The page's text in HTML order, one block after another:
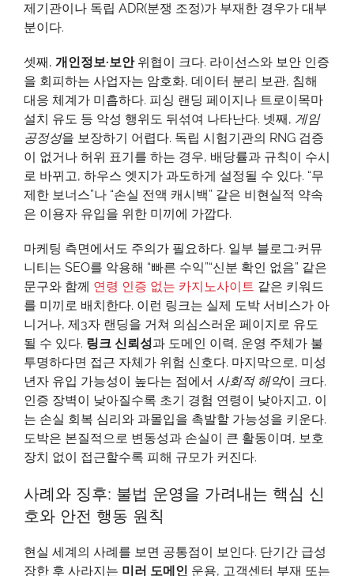
제기관이나 독립 ADR(분쟁 조정)가 부재한 경우가 대부
분이다.
셋째, 개인정보·보안위협이 크다. 라이선스와 보안 인증
을 회피하는 사업자는 암호화, 데이터 분리 보관, 침해
대응 체계가 미흡하다. 피싱 랜딩 페이지나 트로이목마
설치 유도 등 악성 행위도 뒤섞여 나타난다. 넷째, 게임
공정성을 보장하기 어렵다. 독립 시험기관의 RNG 검증
이 없거나 허위 표기를 하는 경우, 배당률과 규칙이 수시
로 바뀌고, 하우스 엣지가 과도하게 설정될 수 있다. “무
제한 보너스”나 “손실 전액 캐시백” 같은 비현실적 약속
은 이용자 유입을 위한 미끼에 가깝다.
마케팅 측면에서도 주의가 필요하다. 일부 블로그·커뮤
니티는 SEO를 악용해 “빠른 수익”“신분 확인 없음” 같은
문구와 함께 연령 인증 없는 카지노사이트 같은 키워드
를 미끼로 배치한다. 이런 링크는 실제 도박 서비스가 아
니거나, 제3자 랜딩을 거쳐 의심스러운 페이지로 유도
될 수 있다. 링크 신뢰성과 도메인 이력, 운영 주체가 불
투명하다면 접근 자체가 위험 신호다. 마지막으로, 미성
년자 유입 가능성이 높다는 점에서 사회적 해악이 크다.
인증 장벽이 낮아질수록 초기 경험 연령이 낮아지고, 이
는 손실 회복 심리와 과몰입을 촉발할 가능성을 키운다.
도박은 본질적으로 변동성과 손실이 큰 활동이며, 보호
장치 없이 접근할수록 피해 규모가 커진다.
사례와 징후: 불법 운영을 가려내는 핵심 신
호와 안전 행동 원칙
현실 세계의 사례를 보면 공통점이 보인다. 단기간 급성
장한 후 사라지는 미러 도메인 운용, 고객센터 부재 또는